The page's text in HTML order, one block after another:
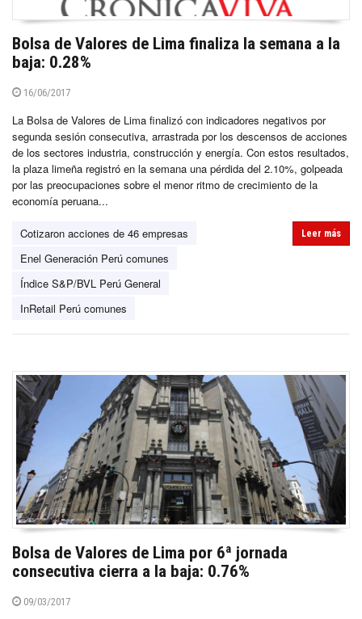
Bolsa de Valores de Lima finaliza la semana a la
baja: 0.28%
16/06/2017
La Bolsa de Valores de Lima finalizó con indicadores negativos por
segunda sesión consecutiva, arrastrada por los descensos de acciones
de los sectores industria, construcción y energía. Con estos resultados,
la plaza limeña registró en la semana una pérdida del 2.10%, golpeada
por las preocupaciones sobre el menor ritmo de crecimiento de la
economía peruana...
Cotizaron acciones de 46 empresas
Enel Generación Perú comunes
Índice S&P/BVL Perú General
InRetail Perú comunes
Leer más
Bolsa de Valores de Lima por 6ª jornada
consecutiva cierra a la baja: 0.76%
09/03/2017